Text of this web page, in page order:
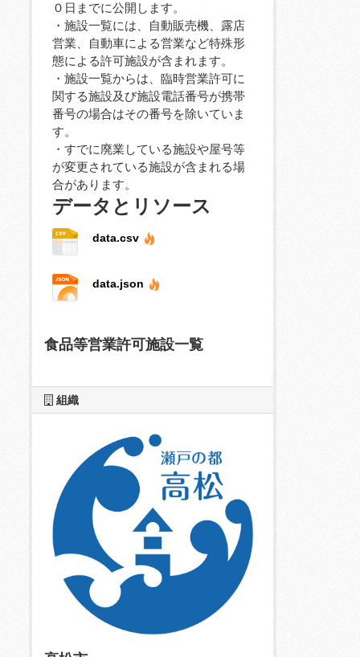
０日までに公開します。
・施設一覧には、自動販売機、露店
営業、自動車による営業など特殊形
態による許可施設が含まれます。
・施設一覧からは、臨時営業許可に
関する施設及び施設電話番号が携帯
番号の場合はその番号を除いていま
す。
・すでに廃業している施設や屋号等
が変更されている施設が含まれる場
合があります。
データとリソース
data.csv
data.json
食品等営業許可施設一覧
組織